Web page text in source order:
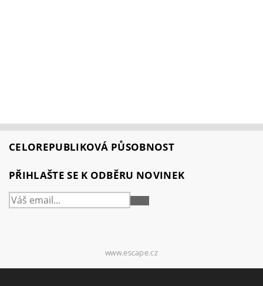
CELOREPUBLIKOVÁ PŮSOBNOST
PŘIHLAŠTE SE K ODBĚRU NOVINEK
PŘIHLÁSIT
www.escape.cz